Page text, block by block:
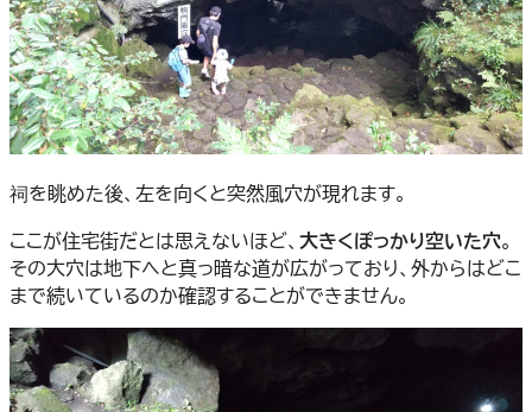
祠を眺めた後、左を向くと突然風穴が現れます。
ここが住宅街だとは思えないほど、 大きくぽっかり空いた穴。
その大穴は地下へと真っ暗な道が広がっており、外からはどこ
まで続いているのか確認することができません。